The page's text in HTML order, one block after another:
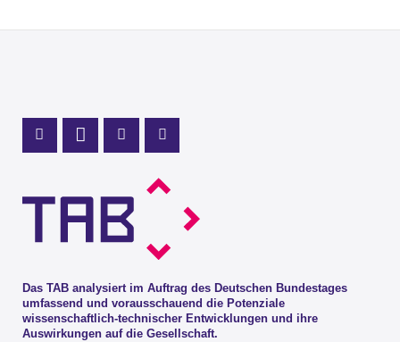
Das TAB analysiert im Auftrag des Deutschen Bundestages
umfassend und vorausschauend die Potenziale
wissenschaftlich-technischer Entwicklungen und ihre
Auswirkungen auf die Gesellschaft.
Profil Mastodon
LinkedIn Profil
Instagram Profil
Youtube Profil